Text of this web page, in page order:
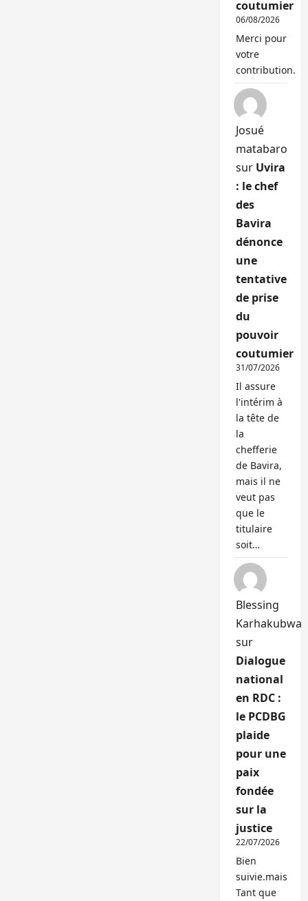
coutumier
06/08/2026
Merci pour
votre
contribution.
Josué
matabaro
sur Uvira
: le chef
des
Bavira
dénonce
une
tentative
de prise
du
pouvoir
coutumier
31/07/2026
Il assure
l'intérim à
la tête de
la
chefferie
de Bavira,
mais il ne
veut pas
que le
titulaire
soit…
Blessing
Karhakubwa
sur
Dialogue
national
en RDC :
le PCDBG
plaide
pour une
paix
fondée
sur la
justice
22/07/2026
Bien
suivie.mais
Tant que